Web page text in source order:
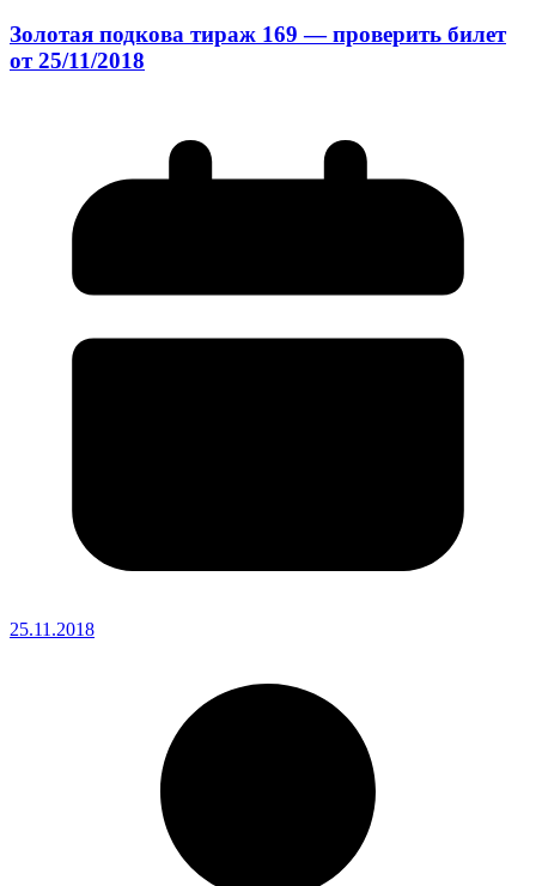
Золотая подкова тираж 169 — проверить билет
от 25/11/2018
25.11.2018